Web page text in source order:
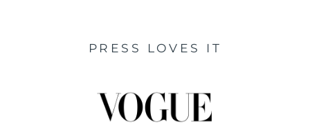
PRESS LOVES IT